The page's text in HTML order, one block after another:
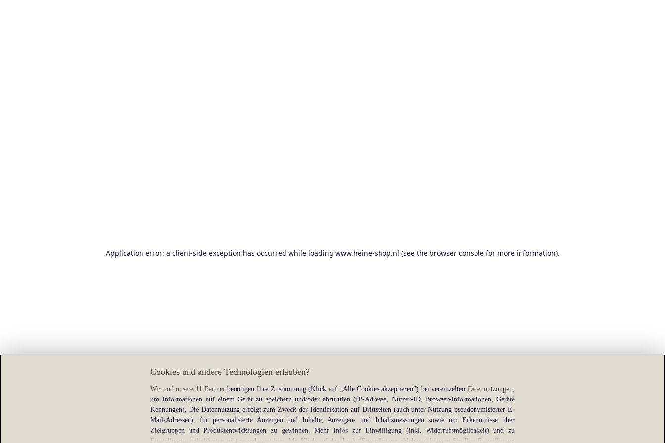
Application error: a client-side exception has occurred while loading www.heine-shop.nl (see the browser consolefor more information).
Cookies und andere Technologien erlauben?
Wir und unsere 11 Partnerbenötigen Ihre Zustimmung (Klick auf „Alle Cookies akzeptieren”) bei vereinzeltenDatennutzungen
um Informationen auf einem Gerät zu speichern und/oder abzurufen (IP-Adresse, Nutzer-ID, Browser-Informationen, Geräte
Kennungen). Die Datennutzung erfolgt zum Zweck der Identifikation auf Drittseiten (auch unter Nutzung pseudonymisierter E-
Mail-Adressen), für personalisierte Anzeigen und Inhalte, Anzeigen- und Inhaltsmessungen sowie um Erkenntnisse über
Zielgruppen und Produktentwicklungen zu gewinnen. Mehr Infos zur Einwilligung (inkl. Widerrufsmöglichkeit) und zu
Einstellungsmöglichkeiten gibt es jederzeit hier . Mit Klick auf den Link "Einwilligung ablehnen" können Sie Ihre Einwilligung